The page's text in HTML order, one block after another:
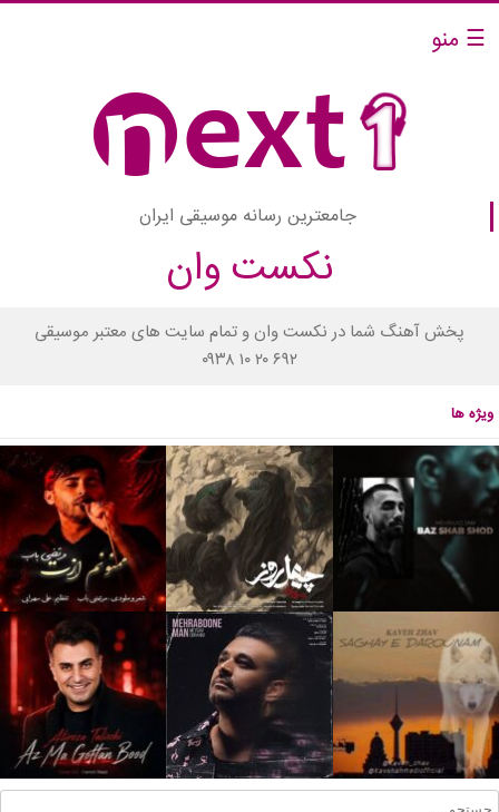
☰ منو
جامعترین رسانه موسیقی ایران
نکست وان
پخش آهنگ شما در نکست وان و تمام سایت های معتبر موسیقی
۰۹۳۸ ۱۰ ۲۰ ۶۹۲
ویژه ها